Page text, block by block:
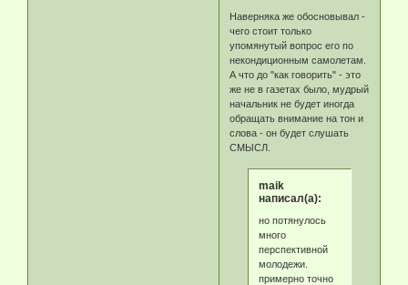
Наверняка же обосновывал -
чего стоит только
упомянутый вопрос его по
некондиционным самолетам.
А что до "как говорить" - это
же не в газетах было, мудрый
начальник не будет иногда
обращать внимание на тон и
слова - он будет слушать
СМЫСЛ.
maik
написал(а):
но потянулось
много
перспективной
молодежи.
примерно точно